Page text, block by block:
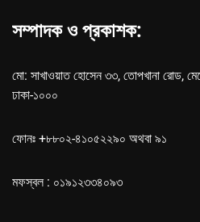
সম্পাদক ও প্রকাশক:
মো: সাখাওয়াত হোসেন ৩৩, তোপখানা রোড,
ঢাকা-১০০০
ফোনঃ +৮৮০২-৪১০৫২২৯০ অথবা ৯১
মফস্বল : ০১৯১২৩৩৪০৯৩